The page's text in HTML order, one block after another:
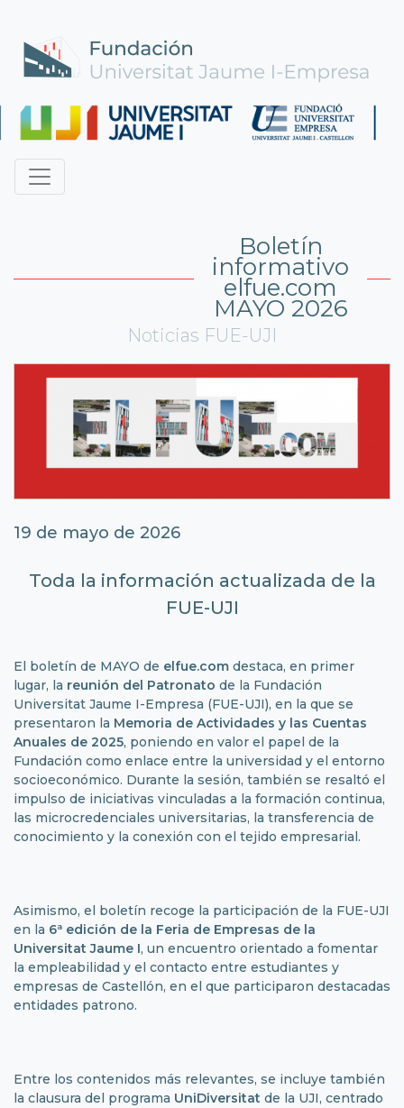
Boletín
informativo
elfue.com
MAYO 2026
Noticias FUE-UJI
19 de mayo de 2026
Toda la información actualizada de la
FUE-UJI
El boletín de MAYO de elfue.com destaca, en primer
lugar, la reunión del Patronato de la Fundación
Universitat Jaume I-Empresa (FUE-UJI), en la que se
presentaron la Memoria de Actividades y las Cuentas
Anuales de 2025, poniendo en valor el papel de la
Fundación como enlace entre la universidad y el entorno
socioeconómico. Durante la sesión, también se resaltó el
impulso de iniciativas vinculadas a la formación continua,
las microcredenciales universitarias, la transferencia de
conocimiento y la conexión con el tejido empresarial.
Asimismo, el boletín recoge la participación de la FUE-UJI
en la 6ª edición de la Feria de Empresas de la
Universitat Jaume I, un encuentro orientado a fomentar
la empleabilidad y el contacto entre estudiantes y
empresas de Castellón, en el que participaron destacadas
entidades patrono.
Entre los contenidos más relevantes, se incluye también
la clausura del programa UniDiversitat de la UJI, centrado